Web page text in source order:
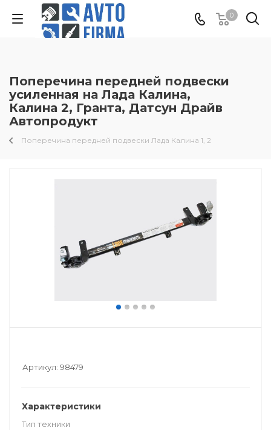
0
Поперечина передней подвески
усиленная на Лада Калина,
Калина 2, Гранта, Датсун Драйв
Автопродукт
Поперечина передней подвески Лада Калина 1, 2
Артикул: 98479
Характеристики
Тип техники